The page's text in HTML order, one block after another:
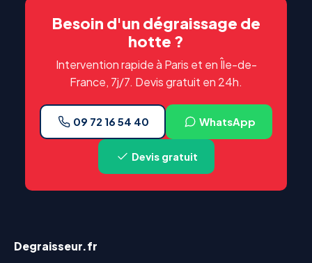
Besoin d'un dégraissage de
hotte ?
Intervention rapide à Paris et en Île-de-
France, 7j/7. Devis gratuit en 24h.
09 72 16 54 40 WhatsApp
Devis gratuit
Degraisseur.fr